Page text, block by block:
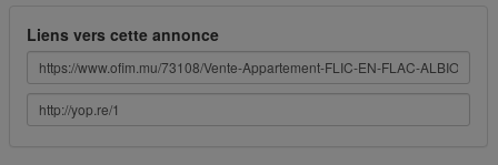
Liens vers cette annonce